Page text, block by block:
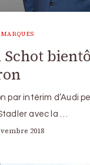
par intérim d’Audi
avec la …
2018